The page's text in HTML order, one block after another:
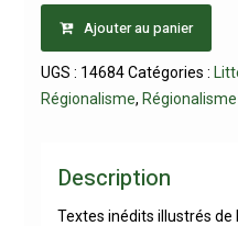
Ajouter au panier
UGS : 14684 Catégories :
Régionalisme, Régionalisme
Description
Textes inédits illustrés de